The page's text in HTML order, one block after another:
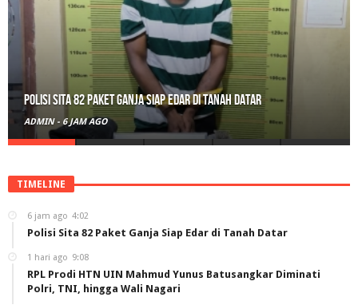
RPL Prodi HTN UIN Mahmud Yunus Batusangkar Diminati Polri, TNI,
hingga Wali Nagari
ADMIN - 1 HARI AGO
TIMELINE
6 jam ago 4:02
Polisi Sita 82 Paket Ganja Siap Edar di Tanah Datar
1 hari ago 9:08
RPL Prodi HTN UIN Mahmud Yunus Batusangkar Diminati
Polri, TNI, hingga Wali Nagari